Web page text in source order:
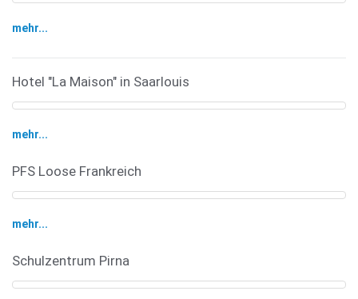
mehr...
Hotel "La Maison" in Saarlouis
mehr...
PFS Loose Frankreich
mehr...
Schulzentrum Pirna